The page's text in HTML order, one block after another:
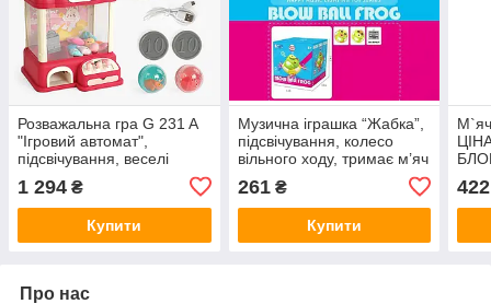
Розважальна гра G 231 A
"Ігровий автомат",
підсвічування, веселі
кульки, від батарейок/
мережі, монетки
1 294 ₴
Купити
Музична іграшка “Жабка”,
підсвічування, колесо
вільного ходу, тримає м’яч
у повітрі, мелодії, 2 м’ячі
QB 164 Y
261₴
Купити
422
Про нас